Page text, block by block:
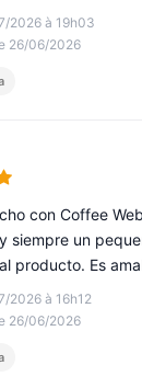
2026 à 19h03
26/06/2026
5
2026 à 16h12
26/06/2026
con Coffee
siempre un
producto. Es